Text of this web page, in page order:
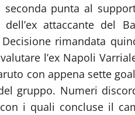
punta al
dell’ex attaccante del
rimandata
l’ex Napoli
con appena sette
gruppo. Numeri
i quali concluse il